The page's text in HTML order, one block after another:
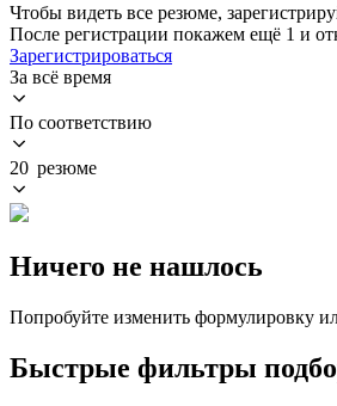
Чтобы видеть все резюме,
После регистрации покажем ещё 1 и
Зарегистрироваться
За всё время
По соответствию
20 резюме
Ничего не нашлось
Попробуйте изменить формулировку
Быстрые фильтры